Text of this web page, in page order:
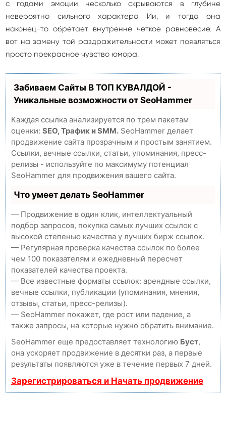
с годами эмоции несколько скрываются в глубине
невероятно сильного характера Ии, и тогда она
наконец-то обретает внутренне четкое равновесие. А
вот на замену той раздражительности может появляться
просто прекрасное чувство юмора.
Забиваем Сайты В ТОП КУВАЛДОЙ -
Уникальные возможности от SeoHammer
Каждая ссылка анализируется по трем пакетам
оценки: SEO, Трафик и SMM. SeoHammer делает
продвижение сайта прозрачным и простым занятием.
Ссылки, вечные ссылки, статьи, упоминания, пресс-
релизы - используйте по максимуму потенциал
SeoHammer для продвижения вашего сайта.
Что умеет делать SeoHammer
— Продвижение в один клик, интеллектуальный
подбор запросов, покупка самых лучших ссылок с
высокой степенью качества у лучших бирж ссылок.
— Регулярная проверка качества ссылок по более
чем 100 показателям и ежедневный пересчет
показателей качества проекта.
— Все известные форматы ссылок: арендные ссылки,
вечные ссылки, публикации (упоминания, мнения,
отзывы, статьи, пресс-релизы).
— SeoHammer покажет, где рост или падение, а
также запросы, на которые нужно обратить внимание.
SeoHammer еще предоставляет технологию Буст,
она ускоряет продвижение в десятки раз, а первые
результаты появляются уже в течение первых 7 дней.
Зарегистрироваться и Начать продвижение